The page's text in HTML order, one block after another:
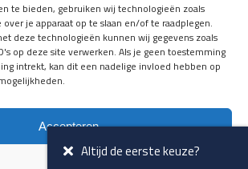
te bieden, gebruiken wij technologieën zoals
je apparaat op te slaan en/of te raadplegen.
deze technologieën kunnen wij gegevens zoals
op deze site verwerken. Als je geen toestemming
intrekt, kan dit een nadelige invloed hebben op
Accepteren
Vacatures
Contact
Altijd de eerste keuze?